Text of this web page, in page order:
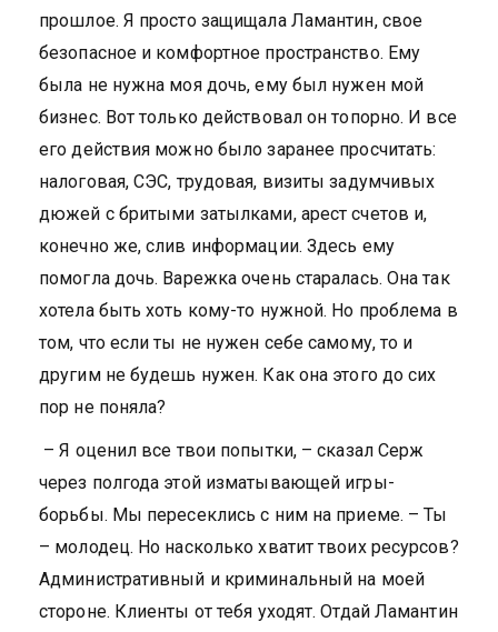
прошлое. Я просто защищала Ламантин, свое
безопасное и комфортное пространство. Ему
была не нужна моя дочь, ему был нужен мой
бизнес. Вот только действовал он топорно. И все
его действия можно было заранее просчитать:
налоговая, СЭС, трудовая, визиты задумчивых
дюжей с бритыми затылками, арест счетов и,
конечно же, слив информации. Здесь ему
помогла дочь. Варежка очень старалась. Она так
хотела быть хоть кому-то нужной. Но проблема в
том, что если ты не нужен себе самому, то и
другим не будешь нужен. Как она этого до сих
пор не поняла?
– Я оценил все твои попытки, – сказал Серж
через полгода этой изматывающей игры-
борьбы. Мы пересеклись с ним на приеме. – Ты
– молодец. Но насколько хватит твоих ресурсов?
Административный и криминальный на моей
стороне. Клиенты от тебя уходят. Отдай Ламантин